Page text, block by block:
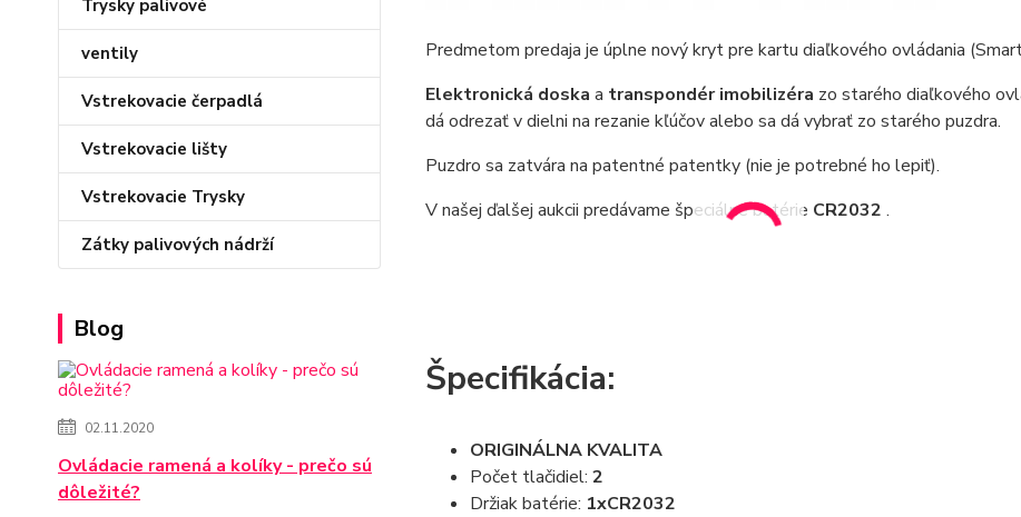
Trysky palivové
ventily
Vstrekovacie čerpadlá
Vstrekovacie lišty
Vstrekovacie Trysky
Zátky palivových nádrží
Blog
02.11.2020
Ovládacie ramená a kolíky - prečo sú
dôležité?
Predmetom predaja je úplne nový kryt pre kartu diaľkového ovládania
Elektronická doska a transpondér imobilizéra zo starého diaľkového
dá odrezať v dielni na rezanie kľúčov alebo sa dá vybrať zo starého puzdra.
Puzdro sa zatvára na patentné patentky (nie je potrebné ho lepiť).
V našej ďalšej aukcii predávame špeciálne batérie CR2032 .
Špecifikácia:
ORIGINÁLNA KVALITA
Počet tlačidiel: 2
Držiak batérie: 1xCR2032